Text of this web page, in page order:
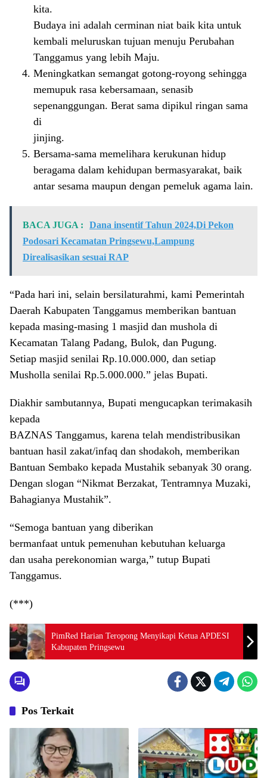
kita.
Budaya ini adalah cerminan niat baik kita untuk
kembali meluruskan tujuan menuju Perubahan
Tanggamus yang lebih Maju.
Meningkatkan semangat gotong-royong sehingga
memupuk rasa kebersamaan, senasib
sepenanggungan. Berat sama dipikul ringan sama
di
jinjing.
Bersama-sama memelihara kerukunan hidup
beragama dalam kehidupan bermasyarakat, baik
antar sesama maupun dengan pemeluk agama lain.
BACA JUGA :
Dana insentif Tahun 2024,Di Pekon
Podosari Kecamatan Pringsewu,Lampung
Direalisasikan sesuai RAP
“Pada hari ini, selain bersilaturahmi, kami Pemerintah
Daerah Kabupaten Tanggamus memberikan bantuan
kepada masing-masing 1 masjid dan mushola di
Kecamatan Talang Padang, Bulok, dan Pugung.
Setiap masjid senilai Rp.10.000.000, dan setiap
Musholla senilai Rp.5.000.000.” jelas Bupati.
Diakhir sambutannya, Bupati mengucapkan terimakasih
kepada
BAZNAS Tanggamus, karena telah mendistribusikan
bantuan hasil zakat/infaq dan shodakoh, memberikan
Bantuan Sembako kepada Mustahik sebanyak 30 orang.
Dengan slogan “Nikmat Berzakat, Tentramnya Muzaki,
Bahagianya Mustahik”.
“Semoga bantuan yang diberikan
bermanfaat untuk pemenuhan kebutuhan keluarga
dan usaha perekonomian warga,” tutup Bupati
Tanggamus.
(***)
PimRed Harian Teropong Menyikapi Ketua APDESI
Kabupaten Pringsewu
Pos Terkait